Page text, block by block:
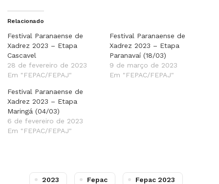
Relacionado
Festival Paranaense de
Xadrez 2023 – Etapa
Cascavel
28 de fevereiro de 2023
Em "FEPAC/FEPAJ"
Festival Paranaense de
Xadrez 2023 – Etapa
Paranavaí (18/03)
9 de março de 2023
Em "FEPAC/FEPAJ"
Festival Paranaense de
Xadrez 2023 – Etapa
Maringá (04/03)
6 de fevereiro de 2023
Em "FEPAC/FEPAJ"
2023 Fepac Fepac 2023